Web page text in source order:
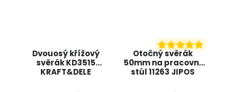
Dvouosý křížový
svěrák KD3515
KRAFT&DELE
Otočný svěrák
50mm na pracovní
stůl 11263 JIPOS